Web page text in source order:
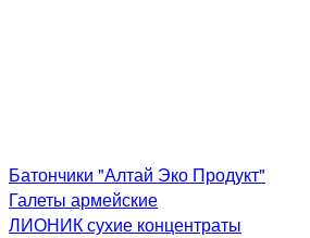
Батончики "Алтай Эко Продукт"
Галеты армейские
ЛИОНИК сухие концентраты